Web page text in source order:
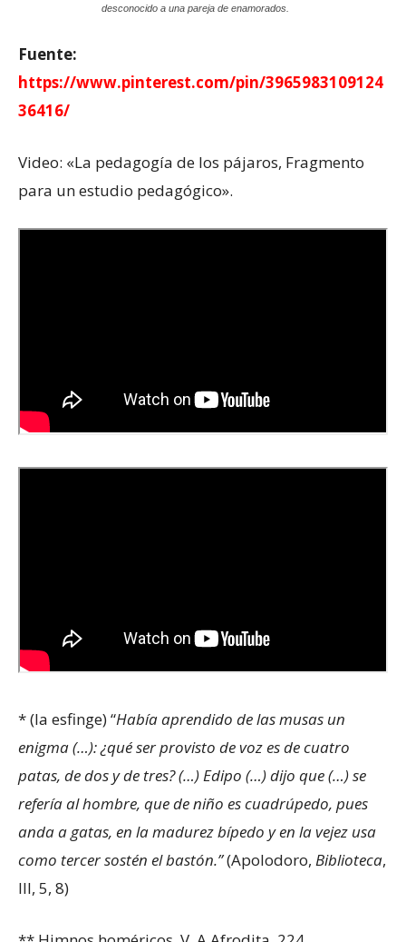
desconocido a una pareja de enamorados.
Fuente:
https://www.pinterest.com/pin/3965983109124
36416/
Video: «La pedagogía de los pájaros, Fragmento
para un estudio pedagógico».
* (la esfinge) “Había aprendido de las musas un
enigma (…): ¿qué ser provisto de voz es de cuatro
patas, de dos y de tres? (…) Edipo (…) dijo que (…) se
refería al hombre, que de niño es cuadrúpedo, pues
anda a gatas, en la madurez bípedo y en la vejez usa
como tercer sostén el bastón.”(Apolodoro, Biblioteca,
III, 5, 8)